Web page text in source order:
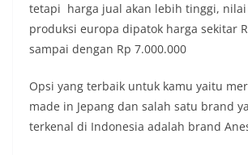
tetapi harga jual akan lebih tinggi,
produksi europa dipatok harga sekitar
sampai dengan Rp 7.000.000
Opsi yang terbaik untuk kamu yaitu
made in Jepang dan salah satu brand
terkenal di Indonesia adalah brand